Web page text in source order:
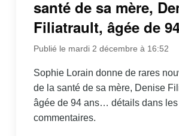
santé de sa mère,
Filiatrault, âgée de
Publié le mardi 2 décembre à 16:52
Sophie Lorain donne de rares
de la santé de sa mère, Denise
âgée de 94 ans… détails dans les
commentaires.